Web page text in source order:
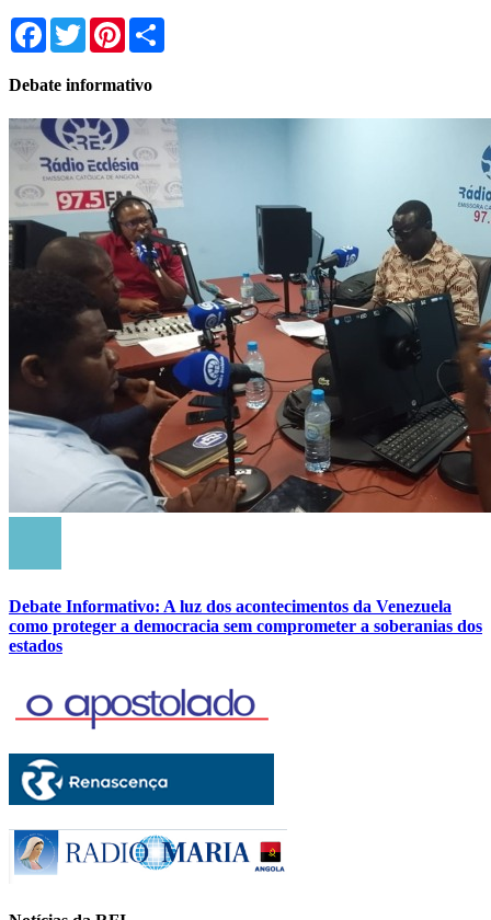
Facebook
TwitterPinterest
Debate informativo
Debate Informativo: A luz dos acontecimentos da Venezuela
como proteger a democracia sem comprometer a soberanias dos
estados